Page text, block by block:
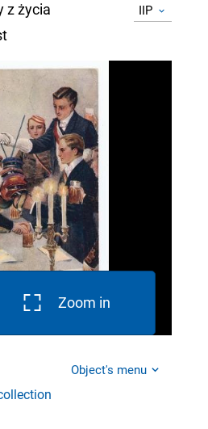
z życia
IIP
Zoom in
Object's menu